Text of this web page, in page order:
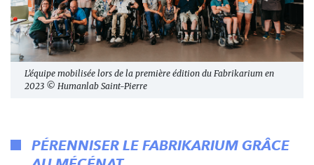
L’équipe mobilisée lors de la première édition du Fabrikarium en
2023 © Humanlab Saint-Pierre
PÉRENNISER LE FABRIKARIUM GRÂCE